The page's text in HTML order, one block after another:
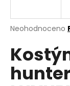
Průměrné
produktu
je
0,0
Neohodnoceno
j
t
?